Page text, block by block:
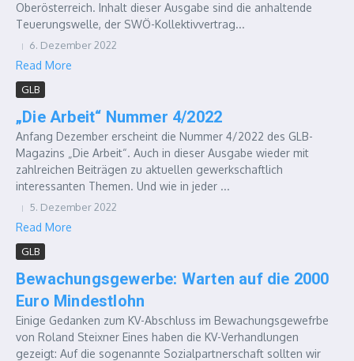
Oberösterreich. Inhalt dieser Ausgabe sind die anhaltende
Teuerungswelle, der SWÖ-Kollektivvertrag...
6. Dezember 2022
Read More
GLB
„Die Arbeit“ Nummer 4/2022
Anfang Dezember erscheint die Nummer 4/2022 des GLB-
Magazins „Die Arbeit“. Auch in dieser Ausgabe wieder mit
zahlreichen Beiträgen zu aktuellen gewerkschaftlich
interessanten Themen. Und wie in jeder ...
5. Dezember 2022
Read More
GLB
Bewachungsgewerbe: Warten auf die 2000
Euro Mindestlohn
Einige Gedanken zum KV-Abschluss im Bewachungsgewefrbe
von Roland Steixner Eines haben die KV-Verhandlungen
gezeigt: Auf die sogenannte Sozialpartnerschaft sollten wir